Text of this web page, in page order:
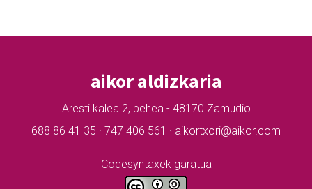
aikor aldizkaria
Aresti kalea 2, behea - 48170 Zamudio
688 86 41 35 · 747 406 561 · aikortxori@aikor.com
Codesyntaxek garatua